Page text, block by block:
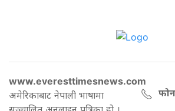
www.everesttimesnews.com
अमेरिकाबाट नेपाली भाषामा